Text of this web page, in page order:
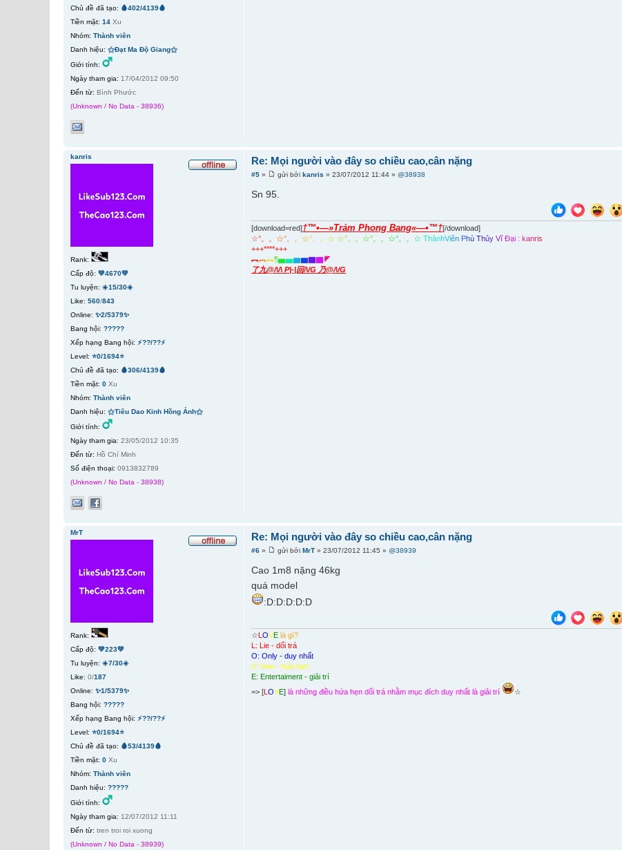
Chủ đề đã tạo: 🩸402/4139🩸
Tiền mặt: 14 Xu
Nhóm: Thành viên
Danh hiệu: ⚝Đạt Ma Độ Giang⚝
Giới tính:
Ngày tham gia: 17/04/2012 09:50
Đến từ: Bình Phước
(Unknown / No Data - 38936)
Re: Mọi người vào đây so chiều cao,cân nặng
#5 » gửi bởikanris » 23/07/2012 11:44 »@38938
Sn 95.
[download=red]†™•—»Trảm Phong Bang«—•™†[/download]
☆° ☆° ☆° ☆ ☆° ☆° ☆° ☆ ThànhViên Phù Thủy Vĩ Đại : kanris
+++****+++
︻︻︻¶▅▅▆▆▇▇◤
了九@/\/\ P|-|回/\/G 乃@/\/G
kanris
Rank:
Cấp độ: 💚4670💚
Tu luyện: ☀️15/30☀️
Like: 560/843
Online: ✨2/5379✨
Bang hội: ?????
Xếp hạng Bang hội: ⚡??/??⚡
Level: ⭐0/1694⭐
Chủ đề đã tạo: 🩸306/4139🩸
Tiền mặt: 0 Xu
Nhóm: Thành viên
Danh hiệu: ⚝Tiêu Dao Kinh Hồng Ảnh⚝
Giới tính:
Ngày tham gia: 23/05/2012 10:35
Đến từ: Hồ Chí Minh
Số điện thoại: 0913832789
(Unknown / No Data - 38938)
Re: Mọi người vào đây so chiều cao,cân nặng
#6 » gửi bởiMrT » 23/07/2012 11:45 »@38939
Cao 1m8 nặng 46kg
quá model
:D:D:D:D:D
☆LOVE là gì?
L: Lie - dối trá
O: Only - duy nhất
V: Vow - hứa hẹn
E: Entertaiment - giải trí
=> [LOVE]là những điều hứa hẹn dối trá nhằm mục đích duy nhất là giải trí ☆
MrT
Rank:
Cấp độ: 💚223💚
Tu luyện: ☀️7/30☀️
Like: 0/187
Online: ✨1/5379✨
Bang hội: ?????
Xếp hạng Bang hội: ⚡??/??⚡
Level: ⭐0/1694⭐
Chủ đề đã tạo: 🩸53/4139🩸
Tiền mặt: 0 Xu
Nhóm: Thành viên
Danh hiệu: ?????
Giới tính:
Ngày tham gia: 12/07/2012 11:11
Đến từ: tren troi roi xuong
(Unknown / No Data - 38939)